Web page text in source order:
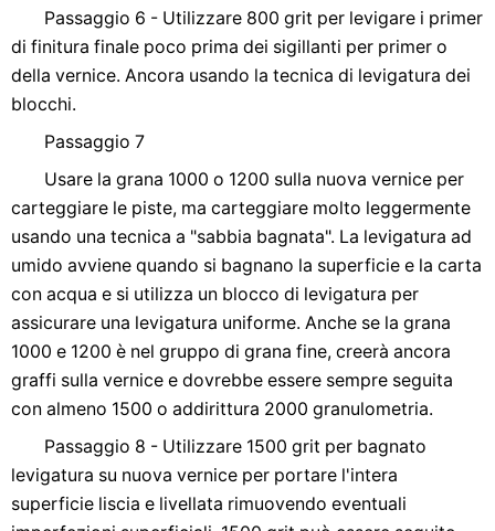
Passaggio 6 - Utilizzare 800 grit per levigare i primer
di finitura finale poco prima dei sigillanti per primer o
della vernice. Ancora usando la tecnica di levigatura dei
blocchi.
Passaggio 7
Usare la grana 1000 o 1200 sulla nuova vernice per
carteggiare le piste, ma carteggiare molto leggermente
usando una tecnica a "sabbia bagnata". La levigatura ad
umido avviene quando si bagnano la superficie e la carta
con acqua e si utilizza un blocco di levigatura per
assicurare una levigatura uniforme. Anche se la grana
1000 e 1200 è nel gruppo di grana fine, creerà ancora
graffi sulla vernice e dovrebbe essere sempre seguita
con almeno 1500 o addirittura 2000 granulometria.
Passaggio 8 - Utilizzare 1500 grit per bagnato
levigatura su nuova vernice per portare l'intera
superficie liscia e livellata rimuovendo eventuali